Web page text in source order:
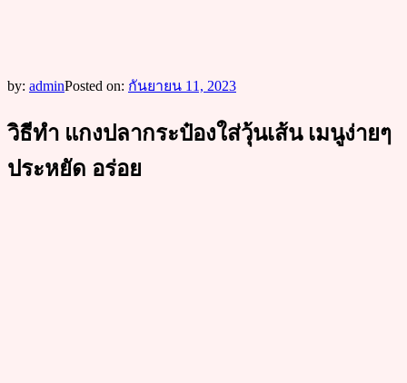
by: adminPosted on: กันยายน 11, 2023
วิธีทำ แกงปลากระป๋องใส่วุ้นเส้น เมนูง่ายๆ
ประหยัด อร่อย